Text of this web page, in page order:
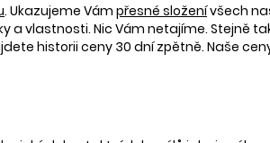
. Ukazujeme Vám přesné složenívšech
vlastnosti. Nic Vám netajíme. Stejně
historii ceny 30 dní zpětně. Naše